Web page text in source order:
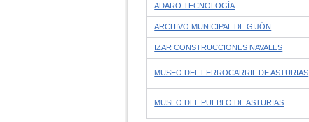
ADARO TECNOLOGÍA
ARCHIVO MUNICIPAL DE GIJÓN
IZAR CONSTRUCCIONES NAVALES
MUSEO DEL FERROCARRIL DE ASTURIAS
MUSEO DEL PUEBLO DE ASTURIAS